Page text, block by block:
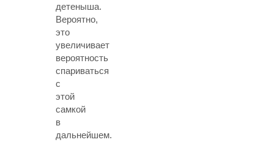
детеныша.
Вероятно,
это
увеличивает
вероятность
спариваться
с
этой
самкой
в
дальнейшем.